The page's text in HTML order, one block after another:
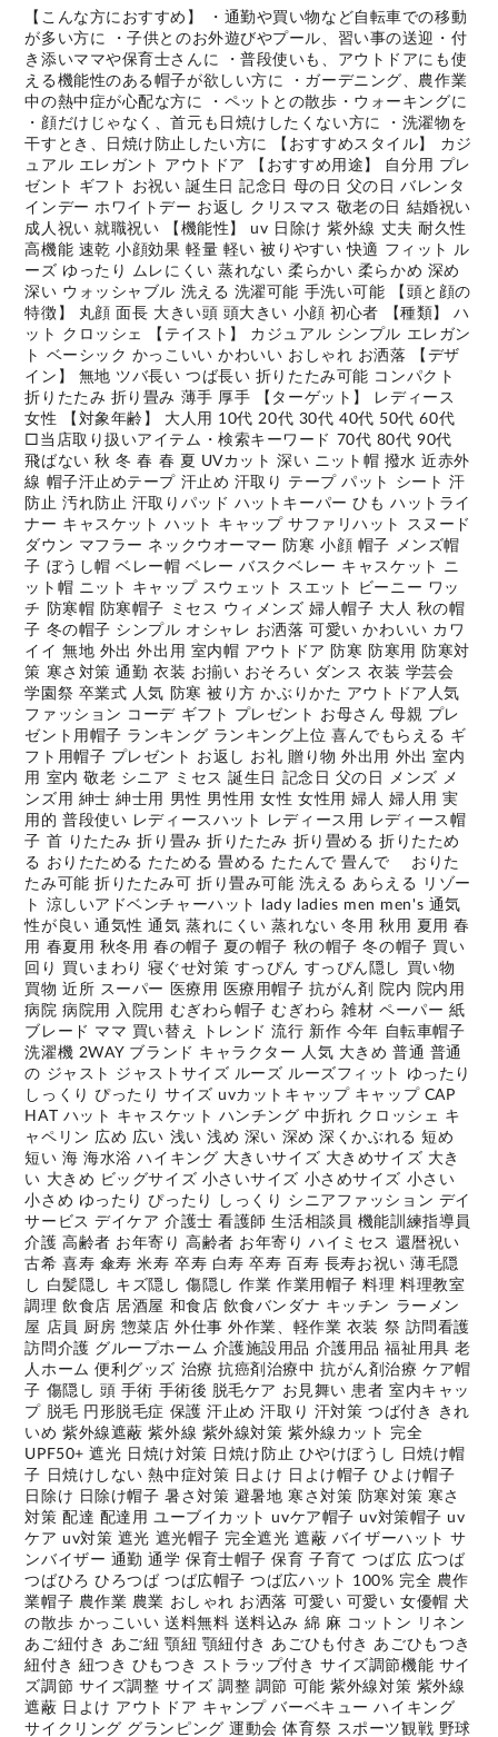
【こんな方におすすめ】 ・通勤や買い物など自転車での移動
が多い方に ・子供とのお外遊びやプール、習い事の送迎・付
き添いママや保育士さんに ・普段使いも、アウトドアにも使
える機能性のある帽子が欲しい方に ・ガーデニング、農作業
中の熱中症が心配な方に ・ペットとの散歩・ウォーキングに
・顔だけじゃなく、首元も日焼けしたくない方に ・洗濯物を
干すとき、日焼け防止したい方に 【おすすめスタイル】 カジ
ュアル エレガント アウトドア 【おすすめ用途】 自分用 プレ
ゼント ギフト お祝い 誕生日 記念日 母の日 父の日 バレンタ
インデー ホワイトデー お返し クリスマス 敬老の日 結婚祝い
成人祝い 就職祝い 【機能性】 uv 日除け 紫外線 丈夫 耐久性
高機能 速乾 小顔効果 軽量 軽い 被りやすい 快適 フィット ル
ーズ ゆったり ムレにくい 蒸れない 柔らかい 柔らかめ 深め
深い ウォッシャブル 洗える 洗濯可能 手洗い可能 【頭と顔の
特徴】 丸顔 面長 大きい頭 頭大きい 小顔 初心者 【種類】 ハ
ット クロッシェ 【テイスト】 カジュアル シンプル エレガン
ト ベーシック かっこいい かわいい おしゃれ お洒落 【デザ
イン】 無地 ツバ長い つば長い 折りたたみ可能 コンパクト
折りたたみ 折り畳み 薄手 厚手 【ターゲット】 レディース
女性 【対象年齢】 大人用 10代 20代 30代 40代 50代 60代
□当店取り扱いアイテム・検索キーワード 70代 80代 90代
飛ばない 秋 冬 春 春 夏 UVカット 深い ニット帽 撥水 近赤外
線 帽子汗止めテープ 汗止め 汗取り テープ パット シート 汗
防止 汚れ防止 汗取りパッド ハットキーパー ひも ハットライ
ナー キャスケット ハット キャップ サファリハット スヌード
ダウン マフラー ネックウオーマー 防寒 小顔 帽子 メンズ帽
子 ぼうし帽 ベレー帽 ベレー バスクベレー キャスケット ニ
ット帽 ニット キャップ スウェット スエット ビーニー ワッ
チ 防寒帽 防寒帽子 ミセス ウィメンズ 婦人帽子 大人 秋の帽
子 冬の帽子 シンプル オシャレ お洒落 可愛い かわいい カワ
イイ 無地 外出 外出用 室内帽 アウトドア 防寒 防寒用 防寒対
策 寒さ対策 通勤 衣装 お揃い おそろい ダンス 衣装 学芸会
学園祭 卒業式 人気 防寒 被り方 かぶりかた アウトドア人気
ファッション コーデ ギフト プレゼント お母さん 母親 プレ
ゼント用帽子 ランキング ランキング上位 喜んでもらえる ギ
フト用帽子 プレゼント お返し お礼 贈り物 外出用 外出 室内
用 室内 敬老 シニア ミセス 誕生日 記念日 父の日 メンズ メ
ンズ用 紳士 紳士用 男性 男性用 女性 女性用 婦人 婦人用 実
用的 普段使い レディースハット レディース用 レディース帽
子 首 りたたみ 折り畳み 折りたたみ 折り畳める 折りたため
る おりたためる たためる 畳める たたんで 畳んで おりた
たみ可能 折りたたみ可 折り畳み可能 洗える あらえる リゾー
ト 涼しいアドベンチャーハット lady ladies men men's 通気
性が良い 通気性 通気 蒸れにくい 蒸れない 冬用 秋用 夏用 春
用 春夏用 秋冬用 春の帽子 夏の帽子 秋の帽子 冬の帽子 買い
回り 買いまわり 寝ぐせ対策 すっぴん すっぴん隠し 買い物
買物 近所 スーパー 医療用 医療用帽子 抗がん剤 院内 院内用
病院 病院用 入院用 むぎわら帽子 むぎわら 雑材 ペーパー 紙
ブレード ママ 買い替え トレンド 流行 新作 今年 自転車帽子
洗濯機 2WAY ブランド キャラクター 人気 大きめ 普通 普通
の ジャスト ジャストサイズ ルーズ ルーズフィット ゆったり
しっくり ぴったり サイズ uvカットキャップ キャップ CAP
HAT ハット キャスケット ハンチング 中折れ クロッシェ キ
ャペリン 広め 広い 浅い 浅め 深い 深め 深くかぶれる 短め
短い 海 海水浴 ハイキング 大きいサイズ 大きめサイズ 大き
い 大きめ ビッグサイズ 小さいサイズ 小さめサイズ 小さい
小さめ ゆったり ぴったり しっくり シニアファッション デイ
サービス デイケア 介護士 看護師 生活相談員 機能訓練指導員
介護 高齢者 お年寄り 高齢者 お年寄り ハイミセス 還暦祝い
古希 喜寿 傘寿 米寿 卒寿 白寿 卒寿 百寿 長寿お祝い 薄毛隠
し 白髪隠し キズ隠し 傷隠し 作業 作業用帽子 料理 料理教室
調理 飲食店 居酒屋 和食店 飲食バンダナ キッチン ラーメン
屋 店員 厨房 惣菜店 外仕事 外作業、軽作業 衣装 祭 訪問看護
訪問介護 グループホーム 介護施設用品 介護用品 福祉用具 老
人ホーム 便利グッズ 治療 抗癌剤治療中 抗がん剤治療 ケア帽
子 傷隠し 頭 手術 手術後 脱毛ケア お見舞い 患者 室内キャッ
プ 脱毛 円形脱毛症 保護 汗止め 汗取り 汗対策 つば付き きれ
いめ 紫外線遮蔽 紫外線 紫外線対策 紫外線カット 完全
UPF50+ 遮光 日焼け対策 日焼け防止 ひやけぼうし 日焼け帽
子 日焼けしない 熱中症対策 日よけ 日よけ帽子 ひよけ帽子
日除け 日除け帽子 暑さ対策 避暑地 寒さ対策 防寒対策 寒さ
対策 配達 配達用 ユーブイカット uvケア帽子 uv対策帽子 uv
ケア uv対策 遮光 遮光帽子 完全遮光 遮蔽 バイザーハット サ
ンバイザー 通勤 通学 保育士帽子 保育 子育て つば広 広つば
つばひろ ひろつば つば広帽子 つば広ハット 100% 完全 農作
業帽子 農作業 農業 おしゃれ お洒落 可愛い 可愛い 女優帽 犬
の散歩 かっこいい 送料無料 送料込み 綿 麻 コットン リネン
あご紐付き あご紐 顎紐 顎紐付き あごひも付き あごひもつき
紐付き 紐つき ひもつき ストラップ付き サイズ調節機能 サイ
ズ調節 サイズ調整 サイズ 調整 調節 可能 紫外線対策 紫外線
遮蔽 日よけ アウトドア キャンプ バーベキュー ハイキング
サイクリング グランピング 運動会 体育祭 スポーツ観戦 野球